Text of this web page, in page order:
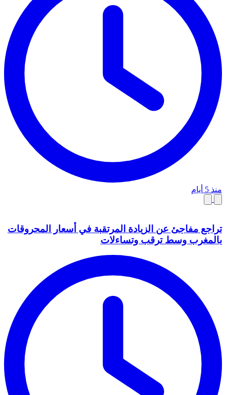
منذ 5 أيام
تراجع مفاجئ عن الزيادة المرتقبة في أسعار المحروقات
بالمغرب وسط ترقب وتساءلات